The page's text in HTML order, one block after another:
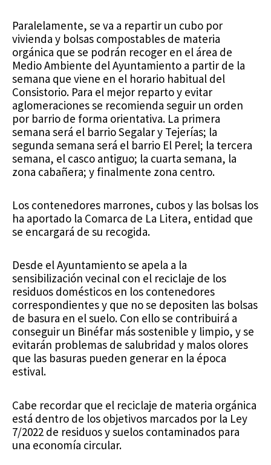
Paralelamente, se va a repartir un cubo por
vivienda y bolsas compostables de materia
orgánica que se podrán recoger en el área de
Medio Ambiente del Ayuntamiento a partir de la
semana que viene en el horario habitual del
Consistorio. Para el mejor reparto y evitar
aglomeraciones se recomienda seguir un orden
por barrio de forma orientativa. La primera
semana será el barrio Segalar y Tejerías; la
segunda semana será el barrio El Perel; la tercera
semana, el casco antiguo; la cuarta semana, la
zona cabañera; y finalmente zona centro.
Los contenedores marrones, cubos y las bolsas los
ha aportado la Comarca de La Litera, entidad que
se encargará de su recogida.
Desde el Ayuntamiento se apela a la
sensibilización vecinal con el reciclaje de los
residuos domésticos en los contenedores
correspondientes y que no se depositen las bolsas
de basura en el suelo. Con ello se contribuirá a
conseguir un Binéfar más sostenible y limpio, y se
evitarán problemas de salubridad y malos olores
que las basuras pueden generar en la época
estival.
Cabe recordar que el reciclaje de materia orgánica
está dentro de los objetivos marcados por la Ley
7/2022 de residuos y suelos contaminados para
una economía circular.